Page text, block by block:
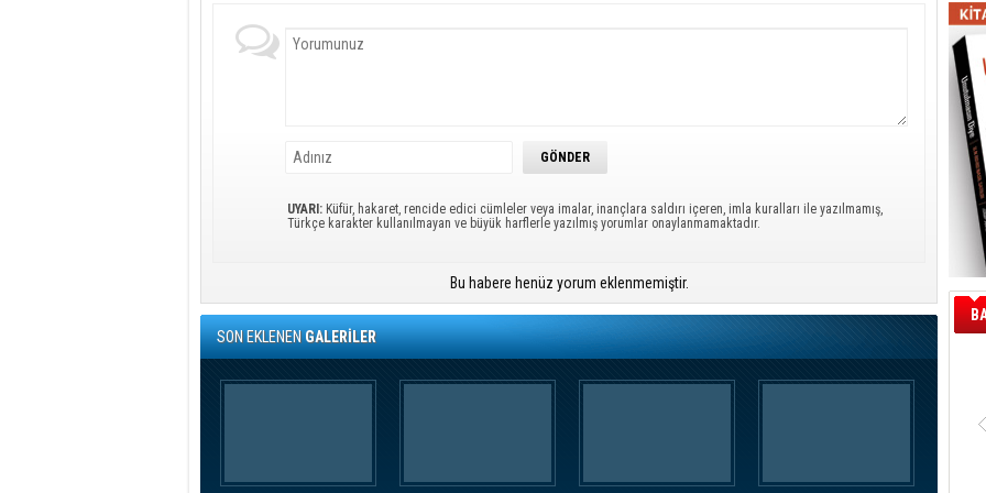
UYARI: Küfür, hakaret, rencide edici cümleler veya imalar, inançlara saldırı içeren, imla kuralları ile yazılmamış,
Türkçe karakter kullanılmayan ve büyük harflerle yazılmış yorumlar onaylanmamaktadır.
Bu habere henüz yorum eklenmemiştir.
SON EKLENENGALERİLER